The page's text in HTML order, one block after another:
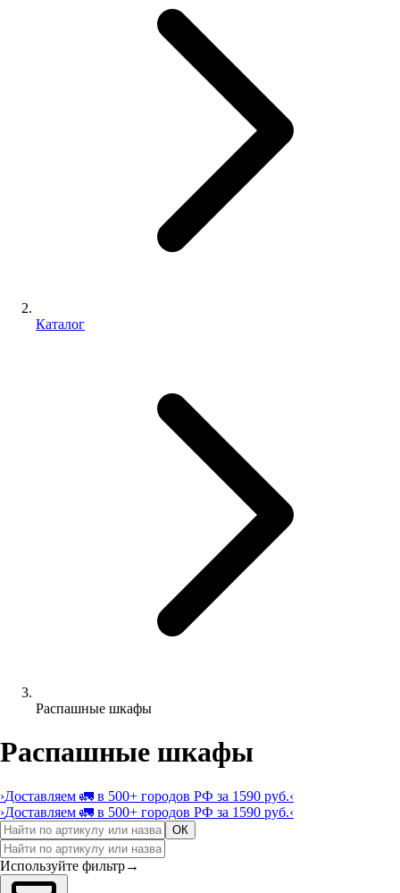
Каталог
Распашные шкафы
Распашные шкафы
›Доставляем 🚛 в 500+ городов РФ за 1590 руб.‹
›Доставляем 🚛 в 500+ городов РФ за 1590 руб.‹
ОК
Используйте фильтр→